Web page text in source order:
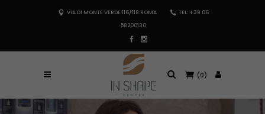
VIA DI MONTE VERDE 116/118 ROMA
TEL: +39 06
58200130
(0)